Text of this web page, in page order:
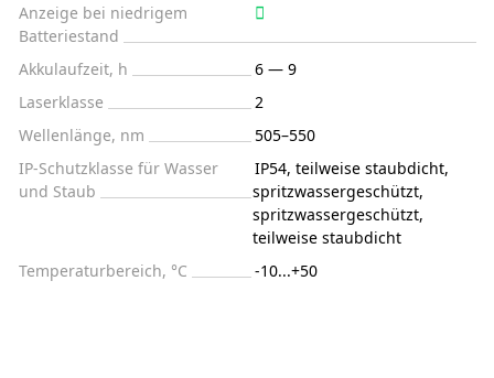
Anzeige bei niedrigem
Batteriestand
Akkulaufzeit, h
6 — 9
Laserklasse
2
Wellenlänge, nm
505–550
IP-Schutzklasse für Wasser
und Staub
IP54, teilweise staubdicht,
spritzwassergeschützt,
spritzwassergeschützt,
teilweise staubdicht
Temperaturbereich, °C
-10...+50